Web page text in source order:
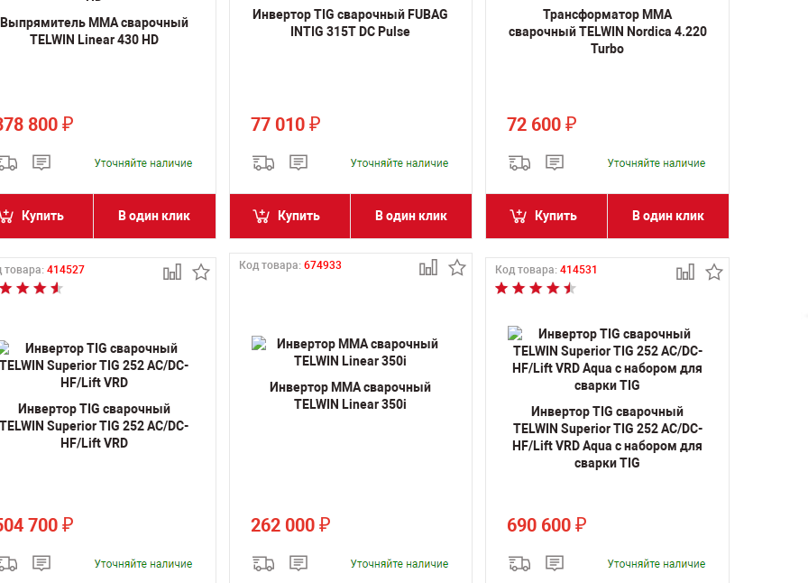
Выпрямитель MMA сварочный
TELWIN Linear 430 HD
800 ₽
Купить В один клик
Инвертор TIG сварочный FUBAG
INTIG 315T DC Pulse
77 010 ₽
Купить В один клик
Трансформатор MMA
сварочный TELWIN Nordica 4.220
Turbo
72 600₽
Купить В один клик
товара: 414527
Инвертор TIG сварочный
TELWIN Superior TIG 252 AC/DC-
HF/Lift VRD
700 ₽
Код товара: 674933
Инвертор MMA сварочный
TELWIN Linear 350i
262 000 ₽
Код товара:414531
Инвертор TIG сварочный
TELWIN Superior TIG 252 AC/DC-
HF/Lift VRD Aqua с набором для
сварки TIG
690 600₽